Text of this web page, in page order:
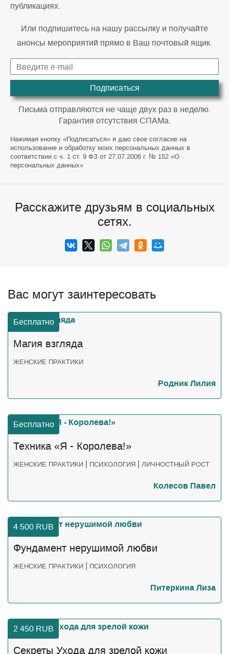
публикациях.
Или подпишитесь на нашу рассылку и получайте
анонсы мероприятий прямо в Ваш почтовый ящик.
Подписаться
Письма отправляются не чаще двух раз в неделю.
Гарантия отсутствия СПАМа.
Нажимая кнопку «Подписаться» я даю свое согласие на
использование и обработку моих персональных данных в
соответствии с ч. 1 ст. 9 ФЗ от 27.07.2006 г. № 152 «О
персональных данных»
Расскажите друзьям в социальных
сетях.
Вас могут заинтересовать
Бесплатно
Магия взгляда
ЖЕНСКИЕ ПРАКТИКИ
Родник Лилия
Бесплатно
Техника «Я - Королева!»
ЖЕНСКИЕ ПРАКТИКИ | ПСИХОЛОГИЯ | ЛИЧНОСТНЫЙ РОСТ
Колесов Павел
4 500 RUB
Фундамент нерушимой любви
ЖЕНСКИЕ ПРАКТИКИ | ПСИХОЛОГИЯ
Питеркина Лиза
2 450 RUB
Секреты Ухода для зрелой кожи